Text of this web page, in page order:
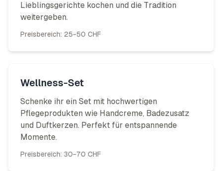
Lieblingsgerichte kochen und die Tradition
weitergeben.
Preisbereich: 25-50 CHF
Wellness-Set
Schenke ihr ein Set mit hochwertigen
Pflegeprodukten wie Handcreme, Badezusatz
und Duftkerzen. Perfekt für entspannende
Momente.
Preisbereich: 30-70 CHF